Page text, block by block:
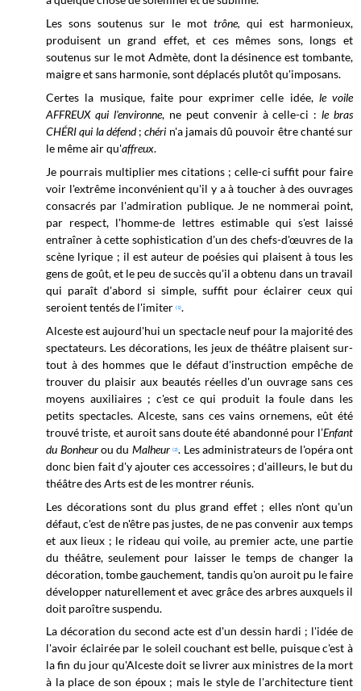
Les sons soutenus sur le mottrône, qui est harmonieux,
produisent un grand effet, et ces mêmes sons, longs et
soutenus sur le mot Admète, dont la désinence est tombante,
maigre et sans harmonie, sont déplacés plutôt qu'imposans.
Certes la musique, faite pour exprimer celle idée, le voile
AFFREUX qui l'environne, ne peut convenir à celle-ci :le bras
CHÉRI qui la défend;chéri n'a jamais dû pouvoir être chanté sur
le même air qu'affreux.
Je pourrais multiplier mes citations ; celle-ci suffit pour faire
voir l'extrême inconvénient qu'il y a à toucher à des ouvrages
consacrés par l'admiration publique. Je ne nommerai point,
par respect, l'homme-de lettres estimable qui s'est laissé
entraîner à cette sophistication d'un des chefs-d'œuvres de la
scène lyrique ; il est auteur de poésies qui plaisent à tous les
gens de goût, et le peu de succès qu'il a obtenu dans un travail
qui paraît d'abord si simple, suffit pour éclairer ceux qui
seroient tentés de l'imiter(1).
Alceste est aujourd'hui un spectacle neuf pour la majorité des
spectateurs. Les décorations, les jeux de théâtre plaisent sur-
tout à des hommes que le défaut d'instruction empêche de
trouver du plaisir aux beautés réelles d'un ouvrage sans ces
moyens auxiliaires ; c'est ce qui produit la foule dans les
petits spectacles. Alceste, sans ces vains ornemens, eût été
trouvé triste, et auroit sans doute été abandonné pour l’Enfant
du Bonheurou du Malheur (2). Les administrateurs de l'opéra ont
donc bien fait d'y ajouter ces accessoires ; d'ailleurs, le but du
théâtre des Arts est de les montrer réunis.
Les décorations sont du plus grand effet ; elles n'ont qu'un
défaut, c'est de n'être pas justes, de ne pas convenir aux temps
et aux lieux ; le rideau qui voile, au premier acte, une partie
du théâtre, seulement pour laisser le temps de changer la
décoration, tombe gauchement, tandis qu'on auroit pu le faire
développer naturellement et avec grâce des arbres auxquels il
doit paroître suspendu.
La décoration du second acte est d'un dessin hardi ; l'idée de
l'avoir éclairée par le soleil couchant est belle, puisque c'est à
la fin du jour qu'Alceste doit se livrer aux ministres de la mort
à la place de son époux ; mais le style de l'architecture tient